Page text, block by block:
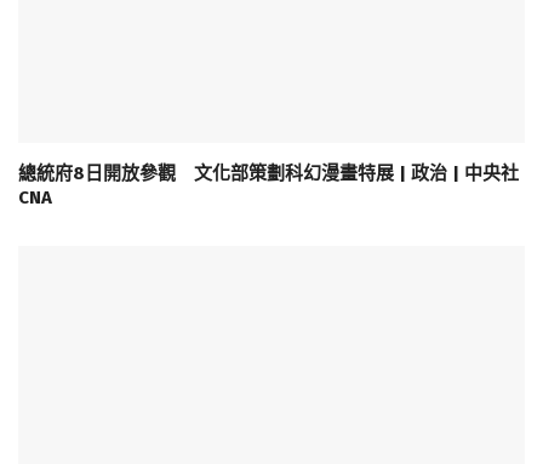
總統府8日開放參觀 文化部策劃科幻漫畫特展 | 政治 | 中央社
CNA